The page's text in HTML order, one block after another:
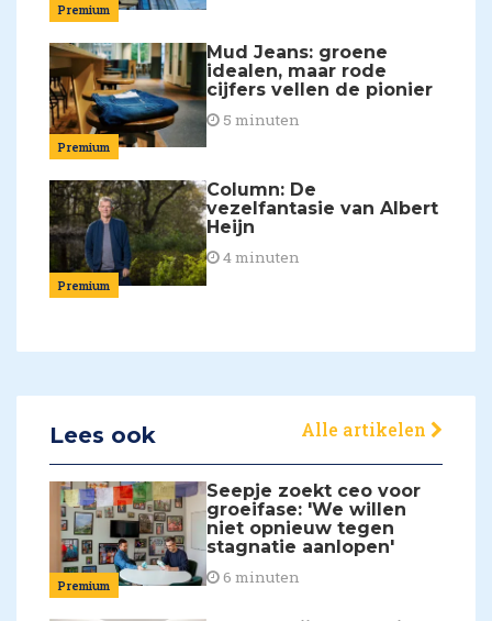
Premium
Premium
Mud Jeans: groene
idealen, maar rode
cijfers vellen de pionier
5 minuten
Premium
Column: De
vezelfantasie van Albert
Heijn
4 minuten
Lees ook Alle artikelen
Premium
Seepje zoekt ceo voor
groeifase: 'We willen
niet opnieuw tegen
stagnatie aanlopen'
6 minuten